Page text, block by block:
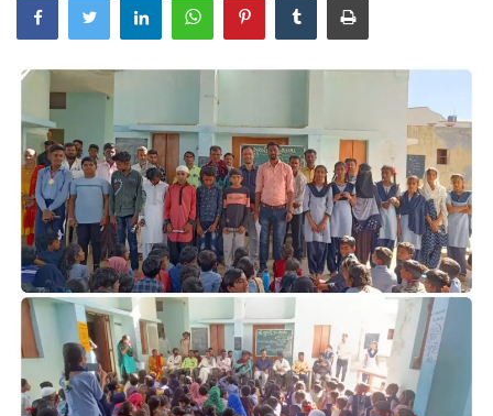
વિશેષ
ફોટો ન્યૂઝ